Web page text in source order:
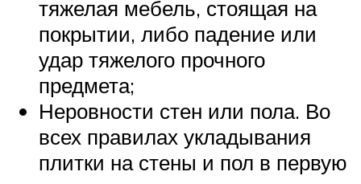
тяжелая мебель, стоящая на
покрытии, либо падение или
удар тяжелого прочного
предмета;
Неровности стен или пола. Во
всех правилах укладывания
плитки на стены и пол в первую